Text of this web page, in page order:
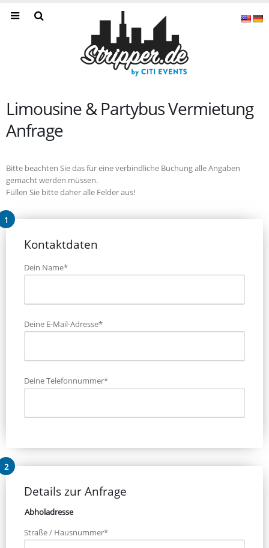
Limousine & Partybus Vermietung
Anfrage
Bitte beachten Sie das für eine verbindliche Buchung alle Angaben
gemacht werden müssen.
Füllen Sie bitte daher alle Felder aus!
Kontaktdaten
Dein Name*
Deine E-Mail-Adresse*
Deine Telefonnummer*
Details zur Anfrage
Abholadresse
Straße / Hausnummer*